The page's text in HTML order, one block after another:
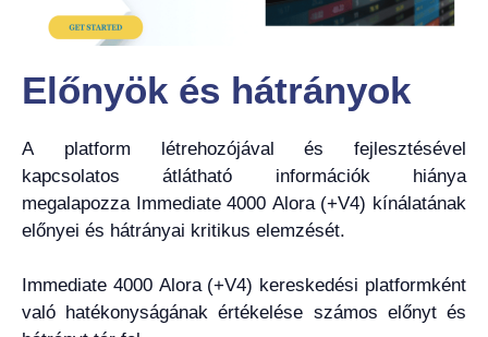
Előnyök és hátrányok
A platform létrehozójával és fejlesztésével
kapcsolatos átlátható információk hiánya
megalapozza Immediate 4000 Alora (+V4) kínálatának
előnyei és hátrányai kritikus elemzését.
Immediate 4000 Alora (+V4) kereskedési platformként
való hatékonyságának értékelése számos előnyt és